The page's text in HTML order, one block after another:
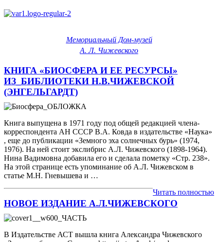
Мемориальный Дом-музей
А. Л. Чижевского
КНИГА «БИОСФЕРА И ЕЕ РЕСУРСЫ»
ИЗ_БИБЛИОТЕКИ Н.В.ЧИЖЕВСКОЙ
(ЭНГЕЛЬГАРДТ)
Книга выпущена в 1971 году под общей редакцией члена-
корреспондента АН СССР В.А. Ковда в издательстве «Наука»
, еще до публикации «Земного эха солнечных бурь» (1974,
1976). На ней стоит экслибрис А.Л. Чижевского (1898-1964).
Нина Вадимовна добавила его и сделала пометку «Стр. 238».
На этой странице есть упоминание об А.Л. Чижевском в
статье М.Н. Гневышева и …
Читать полностью
НОВОЕ ИЗДАНИЕ А.Л.ЧИЖЕВСКОГО
В Издательстве АСТ вышла книга Александра Чижевского